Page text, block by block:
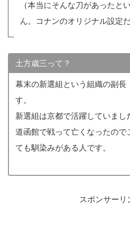
（本当にそんな刀があったと
ん。コナンのオリジナル設定
土方歳三って？
幕末の新選組という組織の副長
す。
新選組は京都で活躍していまし
道函館で戦って亡くなったので
ても馴染みがある人です。
スポンサーリ